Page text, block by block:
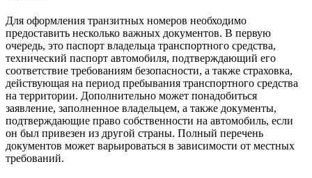
Для оформления транзитных номеров необходимо
предоставить несколько важных документов. В первую
очередь, это паспорт владельца транспортного средства,
технический паспорт автомобиля, подтверждающий его
соответствие требованиям безопасности, а также страховка,
действующая на период пребывания транспортного средства
на территории. Дополнительно может понадобиться
заявление, заполненное владельцем, а также документы,
подтверждающие право собственности на автомобиль, если
он был привезен из другой страны. Полный перечень
документов может варьироваться в зависимости от местных
требований.